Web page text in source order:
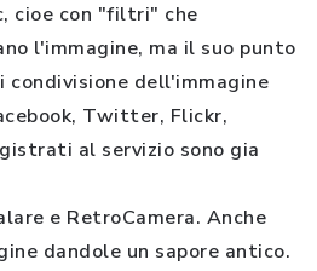
cioe con "filtri" che
l'immagine, ma il suo punto
dell'immagine
Twitter, Flickr,
al servizio sono gia
e RetroCamera. Anche
dandole un sapore antico.